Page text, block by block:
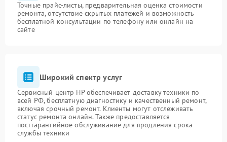
Точные прайс-листы, предварительная оценка стоимости
ремонта, отсутствие скрытых платежей и возможность
бесплатной консультации по телефону или онлайн на
сайте
Широкий спектр услуг
Сервисный центр HP обеспечивает доставку техники по
всей РФ, бесплатную диагностику и качественный ремонт,
включая срочный ремонт. Клиенты могут отслеживать
статус ремонта онлайн. Также предоставляется
постгарантийное обслуживание для продления срока
службы техники